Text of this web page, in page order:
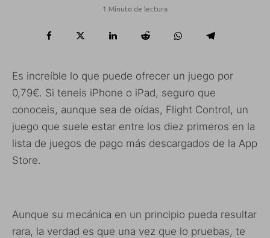
1 Minuto de lectura
Es increíble lo que puede ofrecer un juego por
0,79€. Si teneis iPhone o iPad, seguro que
conoceis, aunque sea de oídas, Flight Control, un
juego que suele estar entre los diez primeros en la
lista de juegos de pago más descargados de la App
Store.
Aunque su mecánica en un principio pueda resultar
rara, la verdad es que una vez que lo pruebas, te